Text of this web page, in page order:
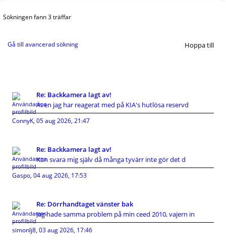
Sökningen fann 3 träffar
Gå till avancerad sökning Hoppa till
Re: Backkamera lagt av!
Även jag har reagerat med på KIA's hutlösa reservd
ConnyK, 05 aug 2026, 21:47
Re: Backkamera lagt av!
Kan svara mig själv då många tyvärr inte gör det d
Gaspo, 04 aug 2026, 17:53
Re: Dörrhandtaget vänster bak
Jag hade samma problem på min ceed 2010, vajern in
simonlj8, 03 aug 2026, 17:46